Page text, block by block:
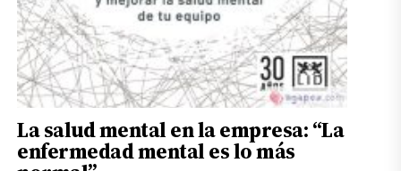
La salud mental en la empresa: “La
enfermedad mental es lo más